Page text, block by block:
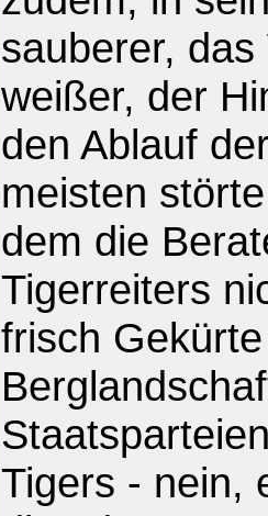
sauberer,
weißer, der
den Ablauf
meisten
dem die
Tigerreiters
frisch
Tigers - nein,